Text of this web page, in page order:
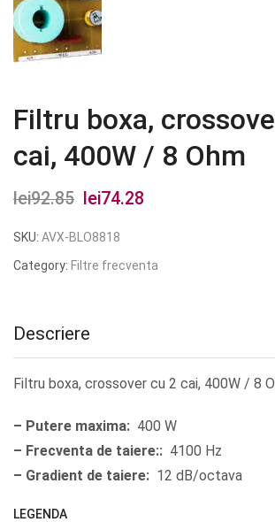
Filtru boxa,
cai, 400W / 8 Ohm
lei92.85 Prețul
inițial
a
lei74.28
este:
SKU: AVX-BLO8818
Category: Filtre frecventa
Descriere
Filtru boxa, crossover cu 2 cai, 400W / 8
– Putere maxima: 400 W
– Frecventa de taiere:: 4100 Hz
– Gradient de taiere: 12 dB/octava
LEGENDA